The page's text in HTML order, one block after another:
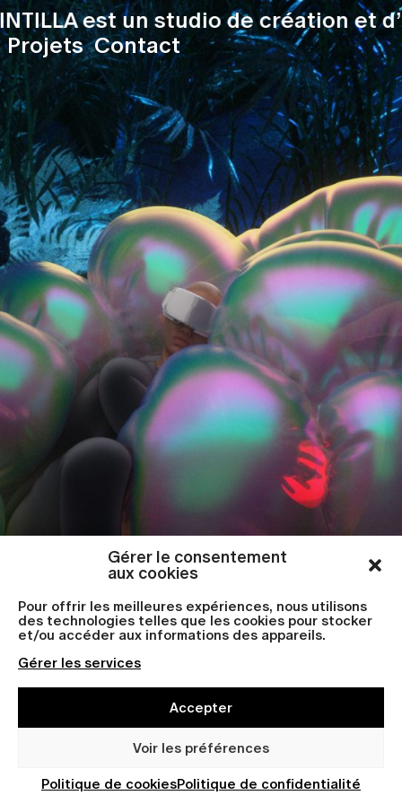
Gérer le consentement
aux cookies
Pour offrir les meilleures expériences, nous utilisons
des technologies telles que les cookies pour stocker
et/ou accéder aux informations des appareils.
Gérer les services
Accepter
Voir les préférences
Politique de cookiesPolitique de confidentialité
est un studio de création et
Projets Contact
Lueurs intérieures